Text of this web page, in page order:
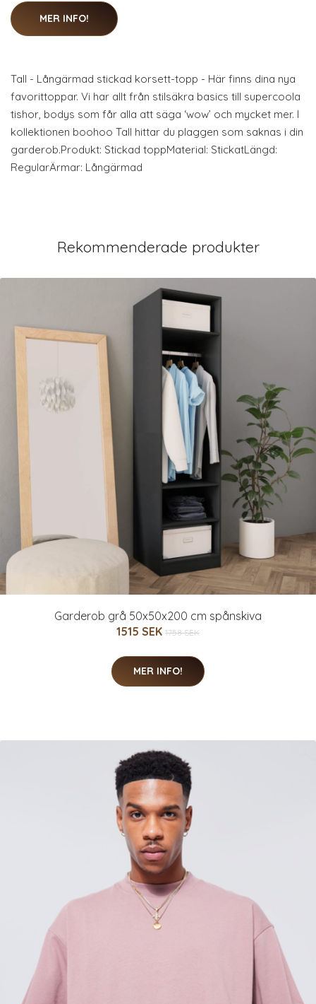
MER INFO!
Tall - Långärmad stickad korsett-topp - Här finns dina nya
favorittoppar. Vi har allt från stilsäkra basics till supercoola
tishor, bodys som får alla att säga ‘wow’ och mycket mer. I
kollektionen boohoo Tall hittar du plaggen som saknas i din
garderob.Produkt: Stickad toppMaterial: StickatLängd:
RegularÄrmar: Långärmad
Rekommenderade produkter
Garderob grå 50x50x200 cm spånskiva
1515 SEK 1758 SEK
MER INFO!